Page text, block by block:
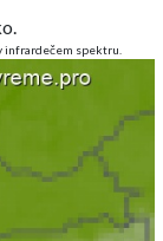
infrardečem spektru.